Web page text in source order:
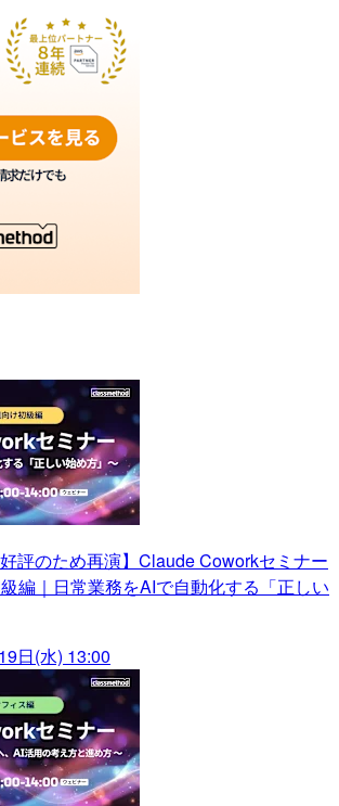
好評のため再演】Claude Coworkセミナー
編｜日常業務をAIで自動化する「正しい
日(水) 13:00